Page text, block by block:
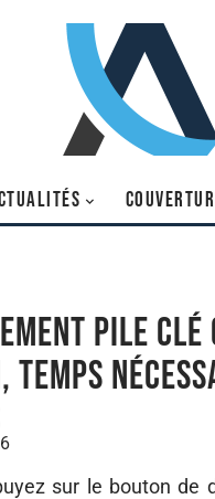
pile
temps
sur le bouton de